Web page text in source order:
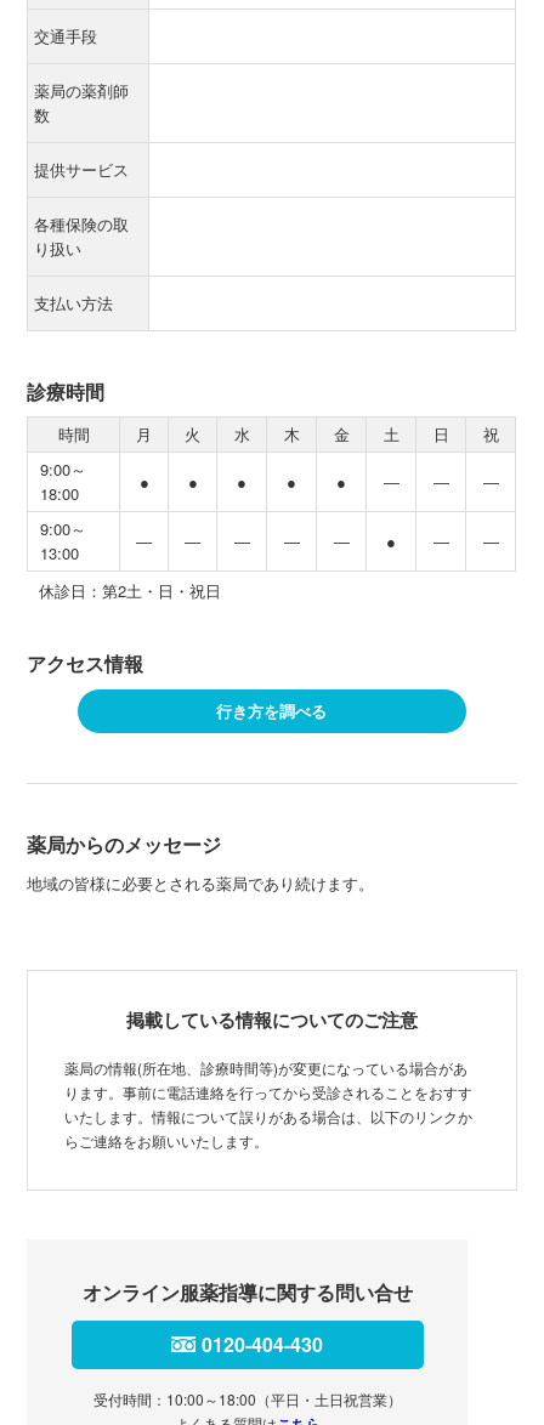
交通手段
薬局の薬剤師
数
提供サービス
各種保険の取
り扱い
支払い方法
診療時間
時間 月 火 水 木 金 土 日
祝
9:00～
18:00
● ● ● ● ● ― ― ―
9:00～
13:00
― ― ― ― ― ● ― ―
休診日：第2土・日・祝日
アクセス情報
行き方を調べる
薬局からのメッセージ
地域の皆様に必要とされる薬局であり続けます。
掲載している情報についてのご注意
薬局の情報(所在地、診療時間等)が変更になっている場合があ
ります。事前に電話連絡を行ってから受診されることをおすす
いたします。情報について誤りがある場合は、以下のリンクか
らご連絡をお願いいたします。
オンライン服薬指導に関する問い合せ
0120-404-430
受付時間：10:00～18:00（平日・土日祝営業）